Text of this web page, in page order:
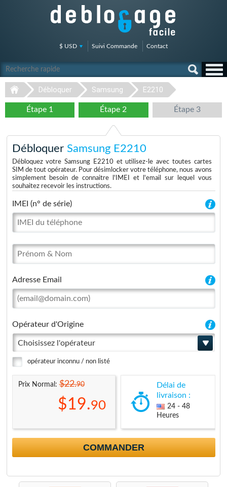
$ USD Suivi Commande Contact
Débloquer Samsung E2210
Étape 1 Étape 2 Étape 3
Débloquer Samsung E2210
Débloquez votre Samsung E2210 et utilisez-le avec toutes cartes
SIM de tout opérateur. Pour désimlocker votre téléphone, nous avons
simplement besoin de connaitre l'IMEI et l'email sur lequel vous
souhaitez recevoir les instructions.
IMEI (n° de série)
Adresse Email
Opérateur d'Origine
Choisissez l'opérateur
opérateur inconnu / non listé
Prix Normal:$22.90
$19.90
Délai de
livraison :
24 - 48
Heures
COMMANDER